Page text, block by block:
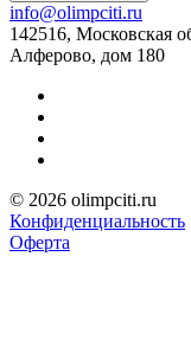
info@olimpciti.ru
142516, Московская
Алферово, дом 180
© 2026 olimpciti.ru
Конфиденциальность
Оферта